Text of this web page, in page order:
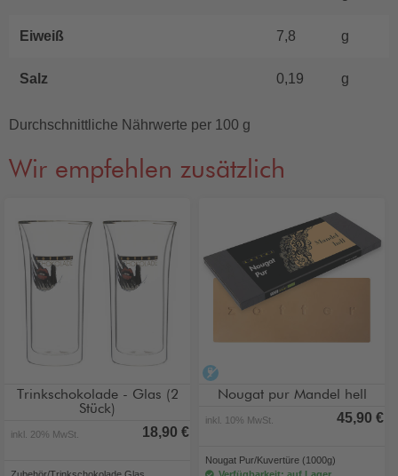
Eiweiß 7,8 g
Salz 0,19 g
Durchschnittliche Nährwerte per 100 g
Wir empfehlen zusätzlich
Trinkschokolade - Glas (2
Stück)
inkl. 20% MwSt. 18,90 €
Nougat pur Mandel hell
inkl. 10% MwSt. 45,90 €
Nougat Pur/Kuvertüre (1000g)